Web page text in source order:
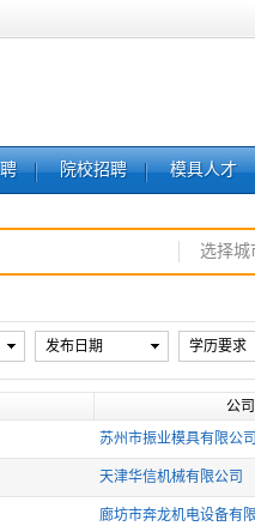
院校招聘 模具人才
选择城
发布日期 学历要求
公
苏州市振业模具有限公
天津华信机械有限公司
廊坊市奔龙机电设备有